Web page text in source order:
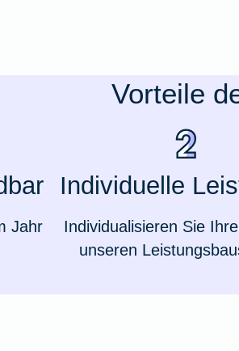
Vorteile
Jahr
Individuelle
Individualisieren Sie
unseren